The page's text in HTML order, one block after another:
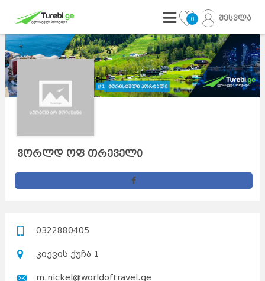
0 შესვლა
ვორლდ ოფ თრეველი
0322880405
კიევის ქუჩა 1
m.nickel@worldoftravel.ge